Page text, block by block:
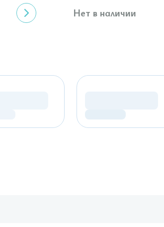
Нет в наличии